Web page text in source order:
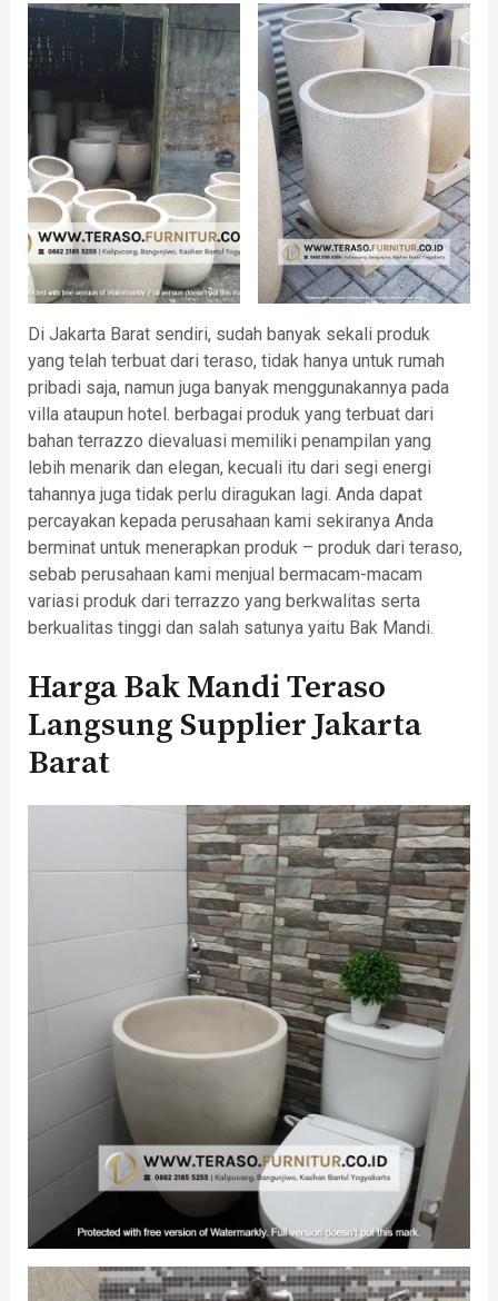
Di Jakarta Barat sendiri, sudah banyak sekali produk
yang telah terbuat dari teraso, tidak hanya untuk rumah
pribadi saja, namun juga banyak menggunakannya pada
villa ataupun hotel. berbagai produk yang terbuat dari
bahan terrazzo dievaluasi memiliki penampilan yang
lebih menarik dan elegan, kecuali itu dari segi energi
tahannya juga tidak perlu diragukan lagi. Anda dapat
percayakan kepada perusahaan kami sekiranya Anda
berminat untuk menerapkan produk – produk dari teraso,
sebab perusahaan kami menjual bermacam-macam
variasi produk dari terrazzo yang berkwalitas serta
berkualitas tinggi dan salah satunya yaitu Bak Mandi.
Harga Bak Mandi Teraso
Langsung Supplier Jakarta
Barat